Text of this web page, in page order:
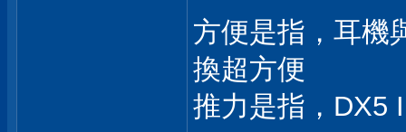
方便是指，耳機
換超方便
推力是指，DX5